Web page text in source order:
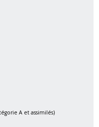
A et assimilés)